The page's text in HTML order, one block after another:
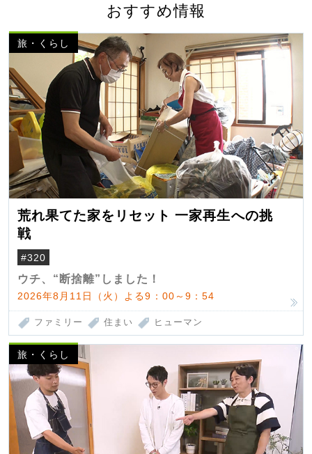
おすすめ情報
旅・くらし
荒れ果てた家をリセット 一家再生への挑
戦
#320
ウチ、“断捨離”しました！
2026年8月11日（火）よる9：00～9：54
ファミリー 住まい ヒューマン
旅・くらし